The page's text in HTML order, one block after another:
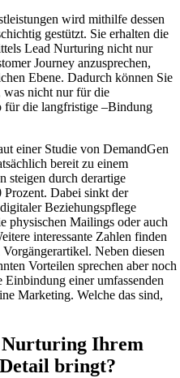
wird mithilfe dessen
gestützt. Sie erhalten die
Lead Nurturing nicht nur
Journey anzusprechen,
Ebene. Dadurch können Sie
was nicht nur für die
für die langfristige –Bindung
einer Studie von DemandGen
bereit zu einem
steigen durch derartige
Dabei sinkt der
Beziehungspflege
physischen Mailings oder auch
interessante Zahlen finden
Neben diesen
Vorteilen sprechen aber noch
einer umfassenden
Marketing. Welche das sind,
Nurturing Ihrem
bringt?